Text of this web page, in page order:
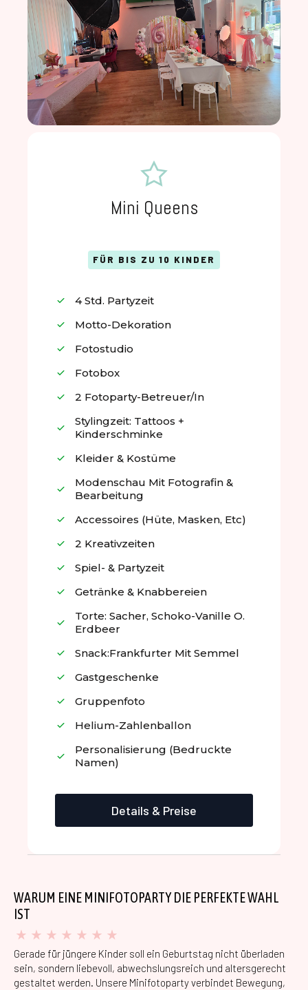
Mini Queens
FÜR BIS ZU 10 KINDER
4 Std. Partyzeit
Motto-Dekoration
Fotostudio
Fotobox
2 Fotoparty-Betreuer/in
Stylingzeit: Tattoos +
Kinderschminke
Kleider & Kostüme
Modenschau Mit Fotografin &
Bearbeitung
Accessoires (Hüte, Masken, Etc)
2 Kreativzeiten
Spiel- & Partyzeit
Getränke & Knabbereien
Torte: Sacher, Schoko-Vanille O.
Erdbeer
Snack:Frankfurter Mit Semmel
Gastgeschenke
Gruppenfoto
Helium-Zahlenballon
Personalisierung (bedruckte
Namen)
Details & Preise
WARUM EINE MINIFOTOPARTY DIE PERFEKTE WAHL
IST
Gerade für jüngere Kinder soll ein Geburtstag nicht überladen
sein, sondern liebevoll, abwechslungsreich und altersgerecht
gestaltet werden. Unsere Minifotoparty verbindet Bewegung,